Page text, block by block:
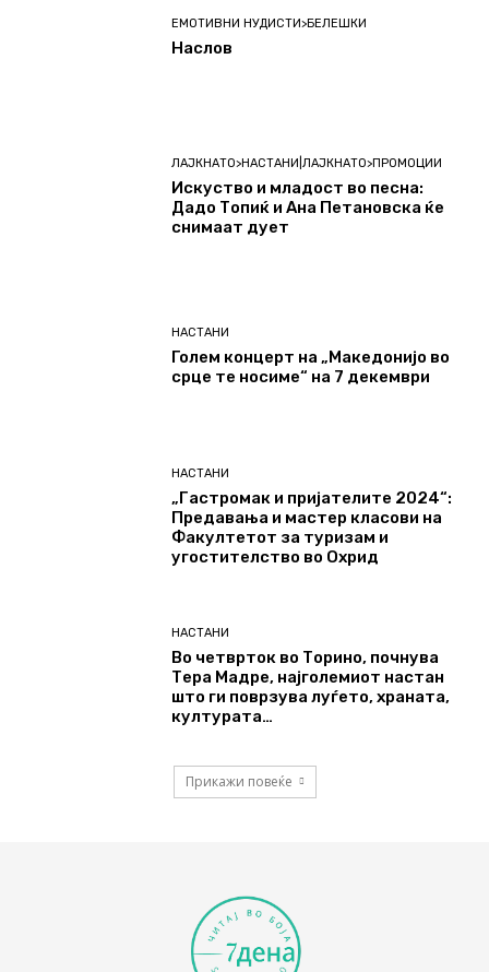
ЕМОТИВНИ НУДИСТИ>БЕЛЕШКИ
Наслов
ЛАЈКНАТО>НАСТАНИ|ЛАЈКНАТО>ПРОМОЦИИ
Искуство и младост во песна:
Дадо Топиќ и Ана Петановска ќе
снимаат дует
НАСТАНИ
Голем концерт на „Македонијо во
срце те носиме“ на 7 декември
НАСТАНИ
„Гастромак и пријателите 2024“:
Предавања и мастер класови на
Факултетот за туризам и
угостителство во Охрид
НАСТАНИ
Во четврток во Торино, почнува
Тера Мадре, најголемиот настан
што ги поврзува луѓето, храната,
културата…
Прикажи повеќе